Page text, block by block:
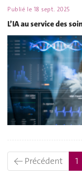
Publié le 18 sept. 2025
L’IA au service des
← Précédent 1